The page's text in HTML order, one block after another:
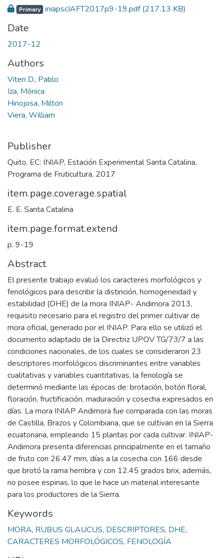
Primary iniapscIAFT2017p9-19.pdf(217.13 KB)
Date
2017-12
Authors
Viteri D., Pablo
Iza, Mónica
Hinojosa, Milton
Viera, William
Publisher
Quito, EC: INIAP, Estación Experimental Santa Catalina,
Programa de Fruticultura, 2017
item.page.coverage.spatial
E. E. Santa Catalina
item.page.format.extend
p. 9-19
Abstract
El presente trabajo evaluó los caracteres morfológicos y
fenológicos para describir la distinción, homogeneidad y
estabilidad (DHE) de la mora INIAP- Andimora 2013,
requisito necesario para el registro del primer cultivar de
mora oficial, generado por el INIAP. Para ello se utilizó el
documento adaptado de la Directriz UPOV TG/73/7 a las
condiciones nacionales, de los cuales se consideraron 23
descriptores morfológicos discriminantes entre variables
cualitativas y variables cuantitativas, la fenología se
determinó mediante las épocas de: brotación, botón floral,
floración, fructificación, maduración y cosecha expresados en
días. La mora INIAP Andimora fue comparada con las moras
de Castilla, Brazos y Colombiana, que se cultivan en la Sierra
ecuatoriana, empleando 15 plantas por cada cultivar. INIAP-
Andimora presenta diferencias principalmente en el tamaño
de fruto con 26.47 mm, días a la cosecha con 166 desde
que brotó la rama hembra y con 12.45 grados brix, además,
no posee espinas, lo que le hace un material interesante
para los productores de la Sierra.
Keywords
MORA, RUBUS GLAUCUS, DESCRIPTORES, DHE,
CARACTERES MORFOLÓGICOS, FENOLOGÍA